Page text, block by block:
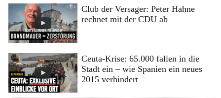
Club der Versager: Peter Hahne
rechnet mit der CDU ab
Ceuta-Krise: 65.000 fallen in die
Stadt ein – wie Spanien ein neues
2015 verhindert